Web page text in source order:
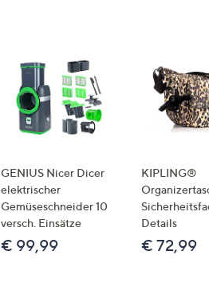
GENIUS Nicer Dicer
elektrischer
Gemüseschneider 10
versch. Einsätze
€ 99,99
KIPLING®
Details
€ 72,99